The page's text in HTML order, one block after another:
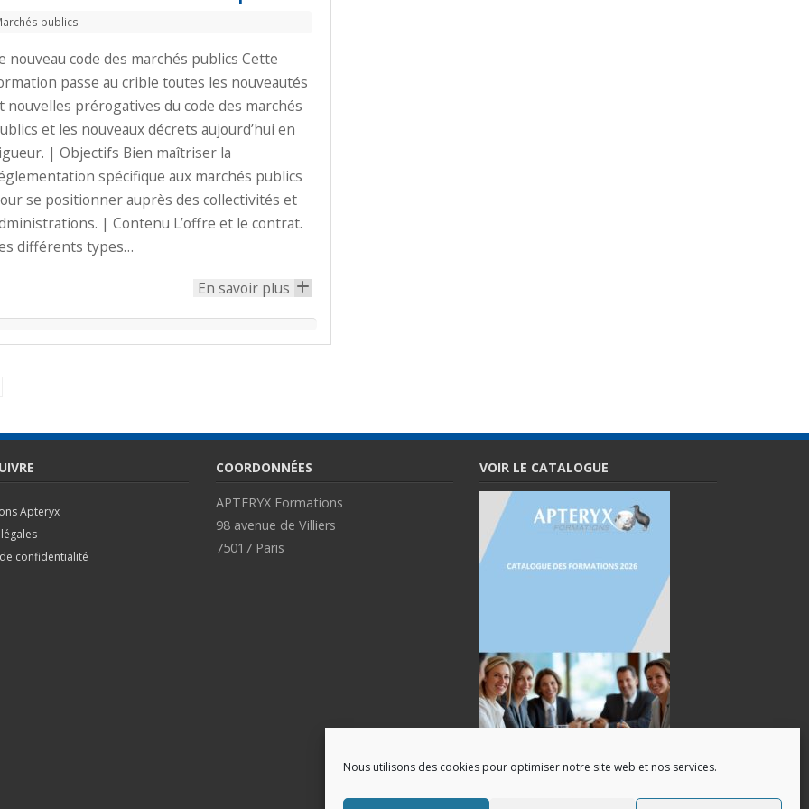
Nous utilisons des cookies pour optimiser notre site web et nos services.
publics
nouveau code des marchés publics Cette
passe au crible toutes les nouveautés
nouvelles prérogatives du code des marchés
et les nouveaux décrets aujourd’hui en
| Objectifs Bien maîtriser la
spécifique aux marchés publics
se positionner auprès des collectivités et
| Contenu L’offre et le contrat.
différents types…
En savoir plus +
Apteryx
confidentialité
COORDONNÉES
APTERYX Formations
98 avenue de Villiers
75017 Paris
VOIR LE CATALOGUE
Catalogue des formations(Pdf)